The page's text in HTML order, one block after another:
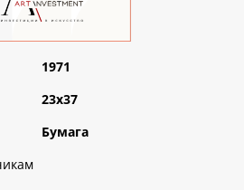
1971
23х37
Бумага